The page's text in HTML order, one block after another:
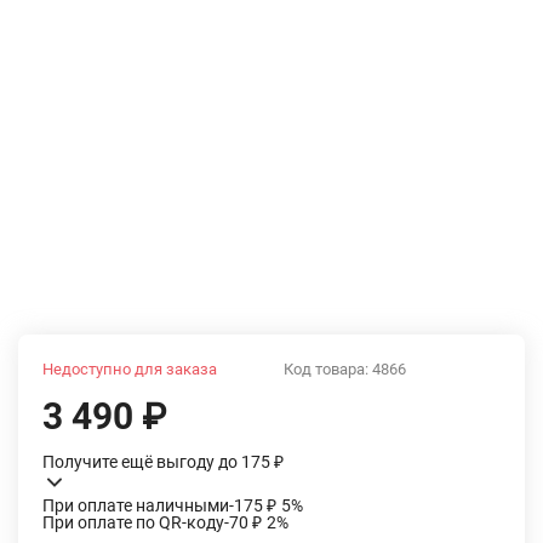
Код товара: 4866
Недоступно для заказа
3 490 ₽
Получите ещё выгоду до 175₽
При оплате наличными-175₽ 5%
При оплате по QR-коду-70 ₽ 2%